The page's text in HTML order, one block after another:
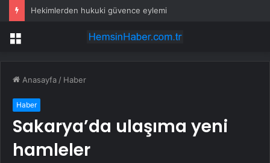
Hekimlerden hukuki güvence eylemi
Menü
Anasayfa / Haber
Haber
Sakarya’da ulaşıma yeni
hamleler